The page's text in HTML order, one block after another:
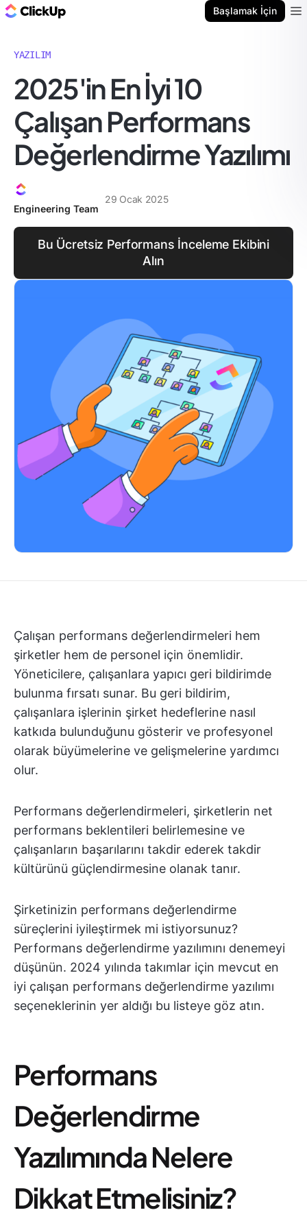
Başlamak İçin
YAZILIM
2025'in En İyi 10
Çalışan Performans
Değerlendirme Yazılımı
Engineering Team
29 Ocak 2025
Bu Ücretsiz Performans İnceleme Ekibini
Alın
Çalışan performans değerlendirmeleri hem
şirketler hem de personel için önemlidir.
Yöneticilere, çalışanlara yapıcı geri bildirimde
bulunma fırsatı sunar. Bu geri bildirim,
çalışanlara işlerinin şirket hedeflerine nasıl
katkıda bulunduğunu gösterir ve profesyonel
olarak büyümelerine ve gelişmelerine yardımcı
olur.
Performans değerlendirmeleri, şirketlerin net
performans beklentileri belirlemesine ve
çalışanların başarılarını takdir ederek takdir
kültürünü güçlendirmesine olanak tanır.
Şirketinizin performans değerlendirme
süreçlerini iyileştirmek mi istiyorsunuz?
Performans değerlendirme yazılımını denemeyi
düşünün. 2024 yılında takımlar için mevcut en
iyi çalışan performans değerlendirme yazılımı
seçeneklerinin yer aldığı bu listeye göz atın.
Performans
Değerlendirme
Yazılımında Nelere
Dikkat Etmelisiniz?